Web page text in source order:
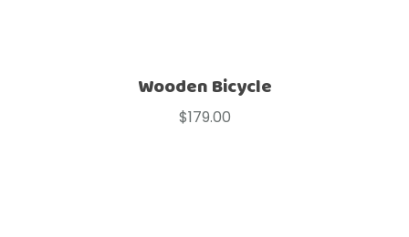
Wooden Bicycle
$179.00